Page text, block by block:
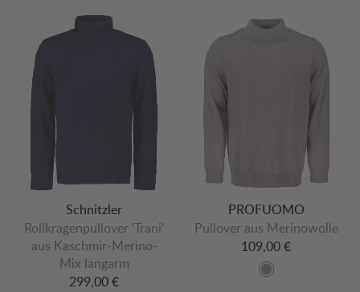
Schnitzler
Rollkragenpullover 'Trani'
aus Kaschmir-Merino-
Mix langarm
299,00 €
PROFUOMO
Pullover aus Merinowolle
109,00 €